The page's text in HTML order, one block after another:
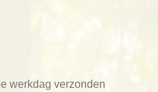
werkdag verzonden